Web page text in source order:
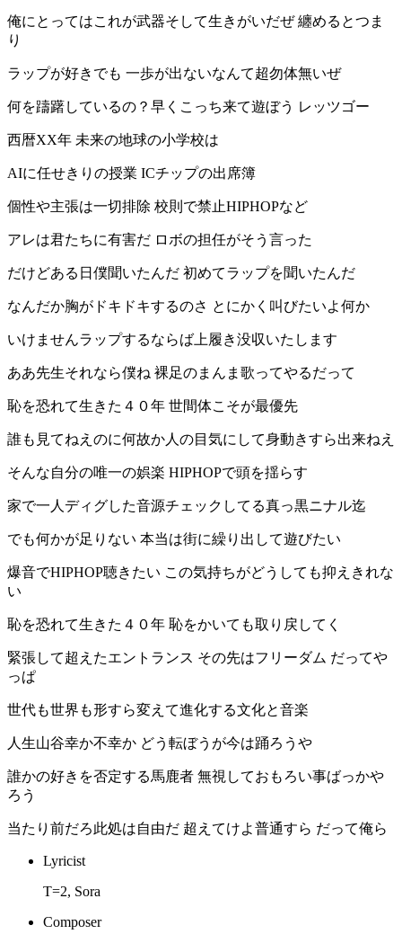
俺にとってはこれが武器そして生きがいだぜ 纏めるとつま
り
ラップが好きでも 一歩が出ないなんて超勿体無いぜ
何を躊躇しているの？早くこっち来て遊ぼう レッツゴー
西暦XX年 未来の地球の小学校は
AIに任せきりの授業 ICチップの出席簿
個性や主張は一切排除 校則で禁止HIPHOPなど
アレは君たちに有害だ ロボの担任がそう言った
だけどある日僕聞いたんだ 初めてラップを聞いたんだ
なんだか胸がドキドキするのさ とにかく叫びたいよ何か
いけませんラップするならば上履き没収いたします
ああ先生それなら僕ね 裸足のまんま歌ってやるだって
恥を恐れて生きた４０年 世間体こそが最優先
誰も見てねえのに何故か人の目気にして身動きすら出来ねえ
そんな自分の唯一の娯楽 HIPHOPで頭を揺らす
家で一人ディグした音源チェックしてる真っ黒ニナル迄
でも何かが足りない 本当は街に繰り出して遊びたい
爆音でHIPHOP聴きたい この気持ちがどうしても抑えきれな
い
恥を恐れて生きた４０年 恥をかいても取り戻してく
緊張して超えたエントランス その先はフリーダム だってや
っぱ
世代も世界も形すら変えて進化する文化と音楽
人生山谷幸か不幸か どう転ぼうが今は踊ろうや
誰かの好きを否定する馬鹿者 無視しておもろい事ばっかや
ろう
当たり前だろ此処は自由だ 超えてけよ普通すら だって俺ら
Lyricist
T=2, Sora
Composer